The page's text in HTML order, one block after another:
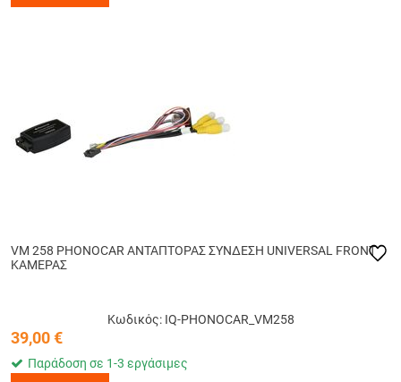
VM 258 PHONOCAR ΑΝΤΑΠΤΟΡΑΣ ΣΥΝΔΕΣΗ UNIVERSAL FRONT
ΚΑΜΕΡΑΣ
Κωδικός: IQ-PHONOCAR_VM258
39,00€
Παράδοση σε 1-3 εργάσιμες